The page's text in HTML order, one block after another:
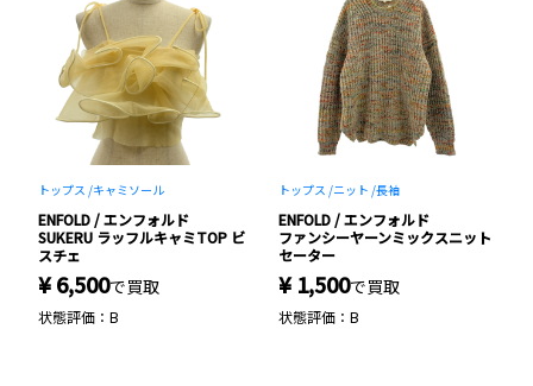
トップス /キャミソール
ENFOLD / エンフォルド
SUKERU ラッフルキャミTOP ビ
スチェ
¥ 6,500で買取
状態評価：B
トップス /ニット /長袖
ENFOLD / エンフォルド
ファンシーヤーンミックスニット
セーター
¥ 1,500で買取
状態評価：B